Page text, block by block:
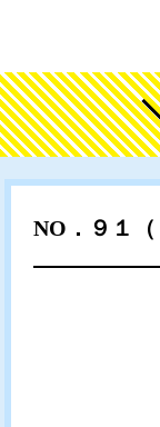
NO．９１（